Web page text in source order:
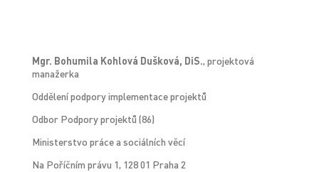
Mgr. Bohumila Kohlová Dušková, DiS., projektová
manažerka
Oddělení podpory implementace projektů
Odbor Podpory projektů (86)
Ministerstvo práce a sociálních věcí
Na Poříčním právu 1, 128 01 Praha 2